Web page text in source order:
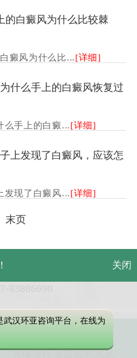
的白癜风为什么比较棘
癜风为什么比...[详细]
什么手上的白癜风恢复过
么手上的白癜...[详细]
上发现了白癜风，应该怎
发现了白癜风...[详细]
末页
市硚口区解放大道479号
亚中医白癜风医院
具体诊疗请遵医师意见
关闭
武汉环亚咨询平台，在线为